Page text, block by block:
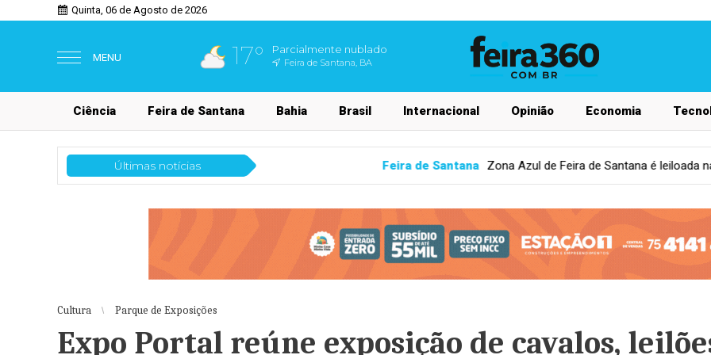
Quinta, 06 de Agosto de 2026
MENU 17° Parcialmente nublado
Feira de Santana, BA
Ciência Feira de Santana Bahia Brasil Internacional Opinião Economia
Últimas notícias Feira de Santana Zona Azul de Feira de Santana é leiloada na Bolsa de Valores; entenda
Cultura Parque de Exposições
Expo Portal reúne exposição de cavalos,